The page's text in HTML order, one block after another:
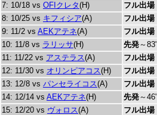
7: 10/18 vs OFIクレタ(H) フル出場
8: 10/25 vs キフィシア(A) フル出場
9: 11/2 vs AEKアテネ(A) フル出場
10: 11/8 vs ラリッサ(H) 先発～83'
11: 11/22 vs アステラス(A) フル出場
12: 11/30 vs オリンピアコス(H) フル出場
13: 12/8 vs パンセライコス(A) フル出場
14: 12/14 vs AEKアテネ(H) 先発～46'
15: 12/20 vs ヴォロス(A) フル出場